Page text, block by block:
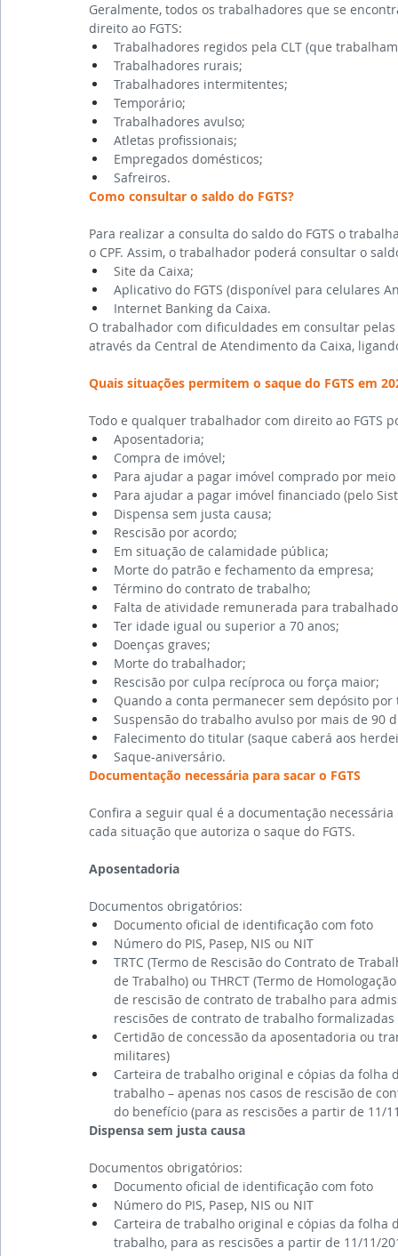
Geralmente, todos os trabalhadores que se
direito ao FGTS:
Trabalhadores regidos pela CLT (que
Trabalhadores rurais;
Trabalhadores intermitentes;
Temporário;
Trabalhadores avulso;
Atletas profissionais;
Empregados domésticos;
Safreiros.
Como consultar o saldo do FGTS?
Para realizar a consulta do saldo do FGTS o
o CPF. Assim, o trabalhador poderá consultar o
Site da Caixa;
Aplicativo do FGTS (disponível para celulares
Internet Banking da Caixa.
O trabalhador com dificuldades em consultar
através da Central de Atendimento da Caixa,
Quais situações permitem o saque do FGTS em
Todo e qualquer trabalhador com direito ao FGTS
Aposentadoria;
Compra de imóvel;
Para ajudar a pagar imóvel comprado por
Para ajudar a pagar imóvel financiado (pelo
Dispensa sem justa causa;
Rescisão por acordo;
Em situação de calamidade pública;
Morte do patrão e fechamento da empresa;
Término do contrato de trabalho;
Falta de atividade remunerada para
Ter idade igual ou superior a 70 anos;
Doenças graves;
Morte do trabalhador;
Rescisão por culpa recíproca ou força maior;
Quando a conta permanecer sem depósito
Suspensão do trabalho avulso por mais de 90
Falecimento do titular (saque caberá aos
Saque-aniversário.
Documentação necessária para sacar o FGTS
Confira a seguir qual é a documentação
cada situação que autoriza o saque do FGTS.
Aposentadoria
Documentos obrigatórios:
Documento oficial de identificação com foto
Número do PIS, Pasep, NIS ou NIT
TRTC (Termo de Rescisão do Contrato de
de Trabalho) ou THRCT (Termo de
de rescisão de contrato de trabalho para
rescisões de contrato de trabalho formalizadas
Certidão de concessão da aposentadoria ou
militares)
Carteira de trabalho original e cópias da folha
trabalho – apenas nos casos de rescisão de
do benefício (para as rescisões a partir de 11/
Dispensa sem justa causa
Documentos obrigatórios:
Documento oficial de identificação com foto
Número do PIS, Pasep, NIS ou NIT
Carteira de trabalho original e cópias da folha
trabalho, para as rescisões a partir de 11/11/